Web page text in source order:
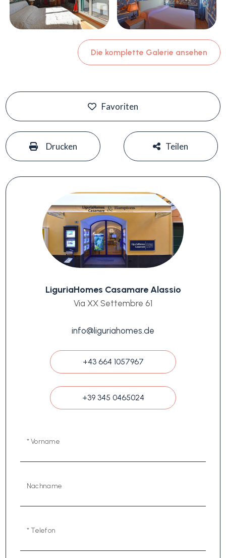
Die komplette Galerie ansehen
Favoriten
Drucken Teilen
LiguriaHomes Casamare Alassio
Via XX Settembre 61
info@liguriahomes.de
+43 664 1057967
+39 345 0465024
* Vorname
Nachname
* Telefon